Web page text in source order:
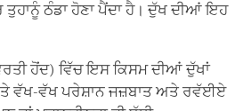
ਤੁਹਾਨੂੰ ਠੰਡਾ ਹੋਣਾ ਪੈਂਦਾ ਹੈ। ਦੁੱਖ ਦੀਆਂ ਇਹ
ਹੋਂਦ) ਵਿੱਚ ਇਸ ਕਿਸਮ ਦੀਆਂ ਦੁੱਖਾਂ
ਵੱਖ-ਵੱਖ ਪਰੇਸ਼ਾਨ ਜਜ਼ਬਾਤ ਅਤੇ ਰਵੱਈਏ